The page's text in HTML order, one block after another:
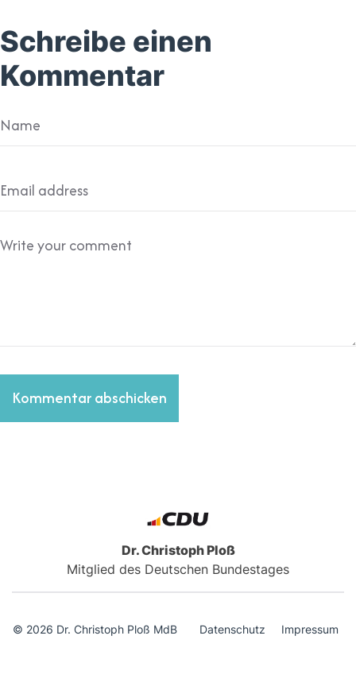
Schreibe einen
Kommentar
Dr. Christoph Ploß
Mitglied des Deutschen Bundestages
© 2026 Dr. Christoph Ploß MdB Datenschutz Impressum